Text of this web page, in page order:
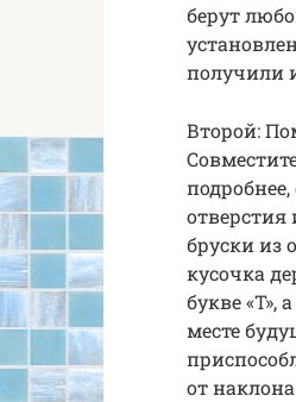
берут
получили
Второй:
бруски из
кусочка
букве «T»,
месте
от